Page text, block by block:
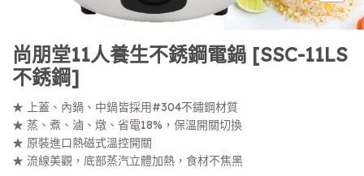
尚朋堂11人養生不銹鋼電鍋 [SSC-11LS
不銹鋼]
★ 上蓋、內鍋、中鍋皆採用#304不鏽鋼材質
★ 蒸、煮、滷、燉、省電18%，保溫開關切換
★ 原裝進口熱磁式溫控開關
★ 流線美觀，底部蒸汽立體加熱，食材不焦黑